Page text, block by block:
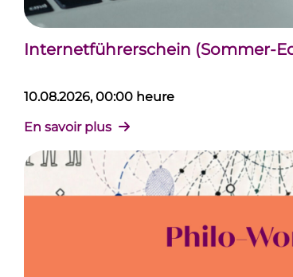
Internetführerschein (Sommer-
10.08.2026, 00:00 heure
En savoir plus